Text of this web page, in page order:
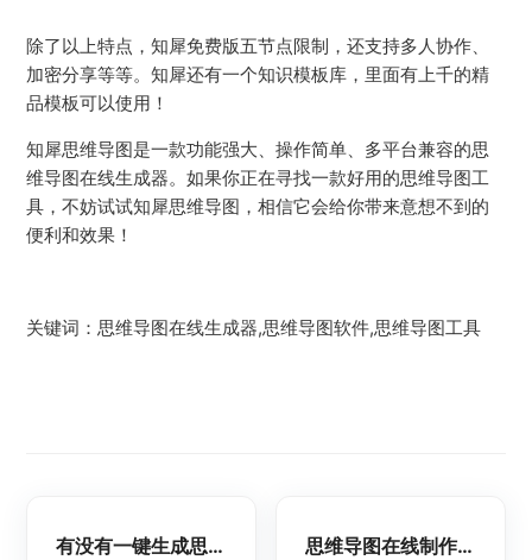
除了以上特点，知犀免费版五节点限制，还支持多人协作、
加密分享等等。知犀还有一个知识模板库，里面有上千的精
品模板可以使用！
知犀思维导图是一款功能强大、操作简单、多平台兼容的思
维导图在线生成器。如果你正在寻找一款好用的思维导图工
具，不妨试试知犀思维导图，相信它会给你带来意想不到的
便利和效果！
关键词：思维导图在线生成器,思维导图软件,思维导图工具
有没有一键生成思维导图的软件？盘点三款好用的AI思维导图软件 思维导图在线制作，不用下载的思维导图软件分享